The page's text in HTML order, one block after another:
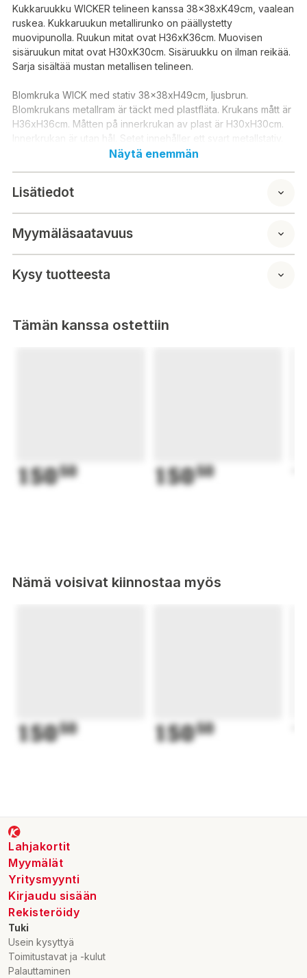
Kukkaruukku WICKER telineen kanssa 38x38xK49cm, vaalean
ruskea. Kukkaruukun metallirunko on päällystetty
muovipunolla. Ruukun mitat ovat H36xK36cm. Muovisen
sisäruukun mitat ovat H30xK30cm. Sisäruukku on ilman reikää.
Sarja sisältää mustan metallisen telineen.
Blomkruka WICK med stativ 38x38xH49cm, ljusbrun.
Blomkrukans metallram är täckt med plastfläta. Krukans mått är
H36xH36cm. Måtten på innerkrukan av plast är H30xH30cm.
Innerkrukan är utan hål. Setet innehåller ett svart metallstativ.
Näytä enemmän
Lisätiedot
Myymäläsaatavuus
Kysy tuotteesta
Tämän kanssa ostettiin
15050 15050
Nämä voisivat kiinnostaa myös
15050 15050
Lahjakortit
Myymälät
Yritysmyynti
Kirjaudu sisään
Rekisteröidy
Tuki
Usein kysyttyä
Toimitustavat ja -kulut
Palauttaminen